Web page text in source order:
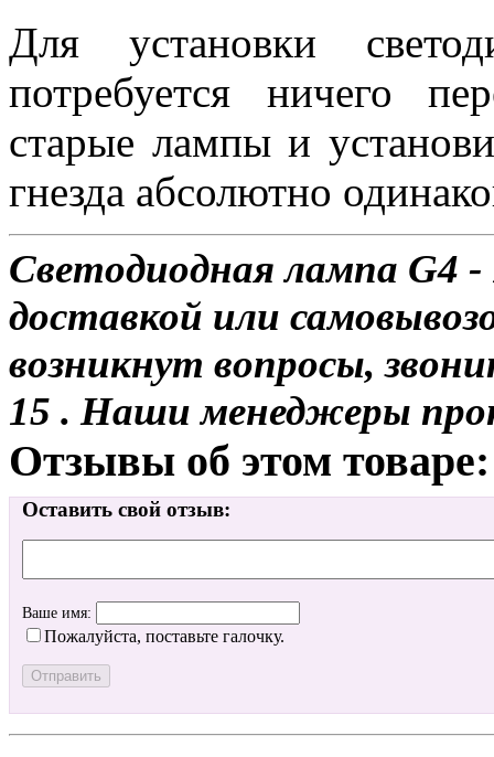
Для установки
потребуется ничего
старые лампы и
гнезда абсолютно
Светодиодная лампа G4
доставкой или
возникнут вопросы,
15 . Наши менеджеры
Отзывы об этом товаре:
Оставить свой отзыв:
Ваше имя:
Пожалуйста, поставьте галочку.